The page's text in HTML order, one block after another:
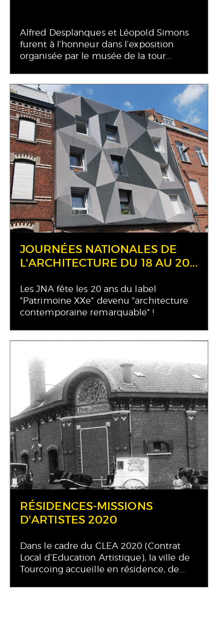
Alfred Desplanques et Léopold Simons
furent à l’honneur dans l’exposition
organisée par le musée de la tour...
JOURNÉES NATIONALES DE
L'ARCHITECTURE DU 18 AU 20...
Les JNA fête les 20 ans du label
"Patrimoine XXe" devenu "architecture
contemporaine remarquable" !
RÉSIDENCES-MISSIONS
D'ARTISTES 2020
Dans le cadre du CLEA 2020 (Contrat
Local d’Education Artistique), la ville de
Tourcoing accueille en résidence, de...